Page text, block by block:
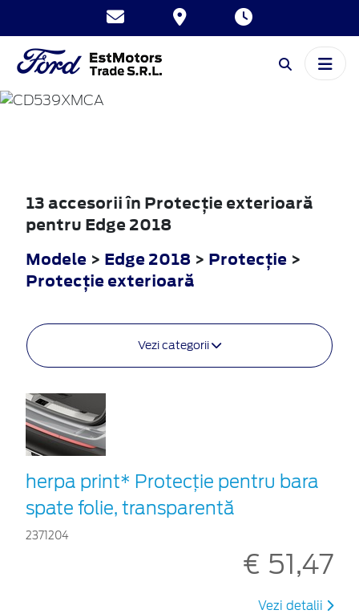
EDGE
13 accesorii în Protecţie exterioară
pentru Edge 2018
Modele > Edge 2018 > Protecţie >
Protecţie exterioară
Vezi categorii
herpa print* Protecţie pentru bara
spate folie, transparentă
2371204
€ 51,47
Vezi detalii